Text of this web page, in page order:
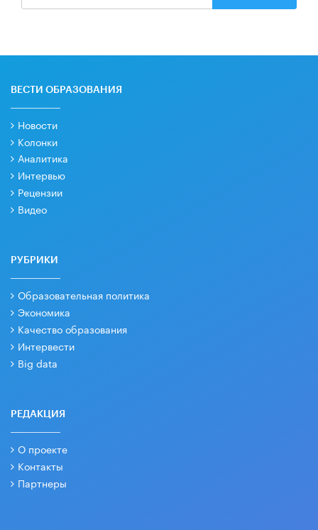
ВЕСТИ ОБРАЗОВАНИЯ
Новости
Колонки
Аналитика
Интервью
Рецензии
Видео
РУБРИКИ
Образовательная политика
Экономика
Качество образования
Интервести
Big data
РЕДАКЦИЯ
О проекте
Контакты
Партнеры